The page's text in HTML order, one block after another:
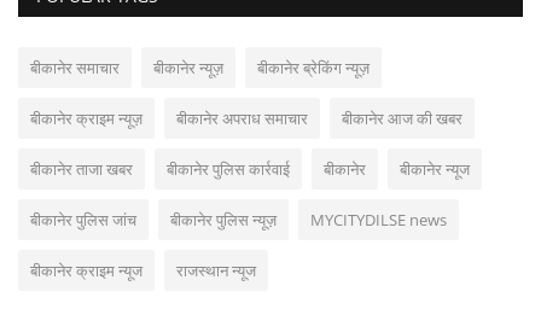
बीकानेर समाचार बीकानेर न्यूज़ बीकानेर ब्रेकिंग न्यूज़
बीकानेर क्राइम न्यूज़ बीकानेर अपराध समाचार बीकानेर आज की खबर
बीकानेर ताजा खबर बीकानेर पुलिस कार्रवाई बीकानेर बीकानेर न्यूज
बीकानेर पुलिस जांच बीकानेर पुलिस न्यूज़ MYCITYDILSE news
बीकानेर क्राइम न्यूज राजस्थान न्यूज